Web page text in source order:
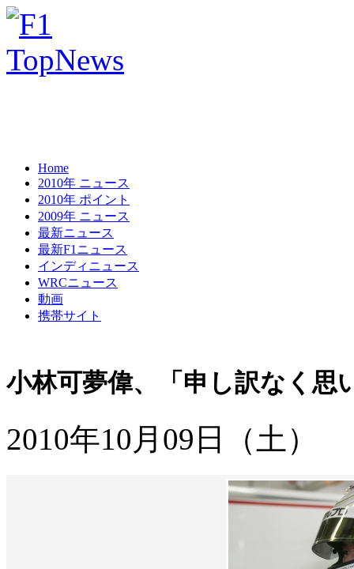
Home
2010年 ニュース
2010年 ポイント
2009年 ニュース
最新ニュース
最新F1ニュース
インディニュース
WRCニュース
動画
携帯サイト
小林可夢偉、「申し訳なく思
2010年10月09日（土）